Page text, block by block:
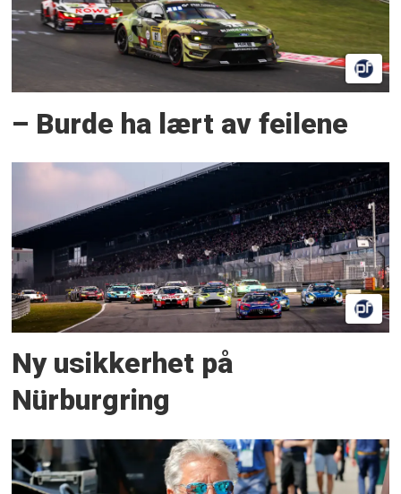
– Burde ha lært av feilene
Ny usikkerhet på
Nürburgring